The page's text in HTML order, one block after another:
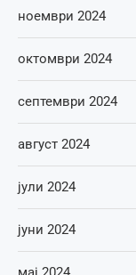
ноември 2024
октомври 2024
септември 2024
август 2024
јули 2024
јуни 2024